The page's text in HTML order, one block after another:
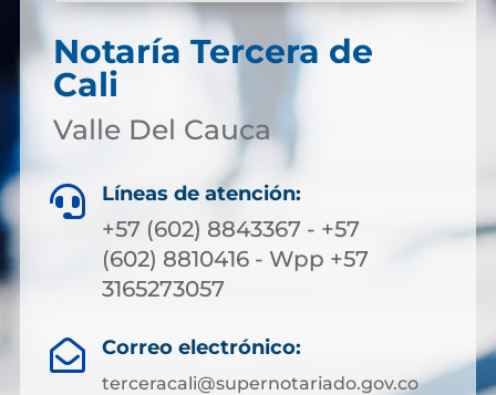
Notaría Tercera de
Cali
Valle Del Cauca
 Líneas de atención:
+57 (602) 8843367 - +57
(602) 8810416 - Wpp +57
3165273057
 Correo electrónico:
terceracali@supernotariado.gov.co